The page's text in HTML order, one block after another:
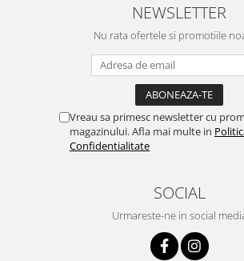
NEWSLETTER
Nu rata ofertele si promotiile
Vreau sa primesc newsletter cu
magazinului. Afla mai multe in
Confidentialitate
SOCIAL
Urmareste-ne in social